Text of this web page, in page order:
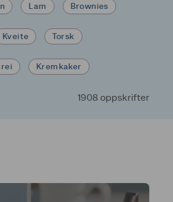
Lam Brownies
Kveite Torsk
Kremkaker
1908 oppskrifter